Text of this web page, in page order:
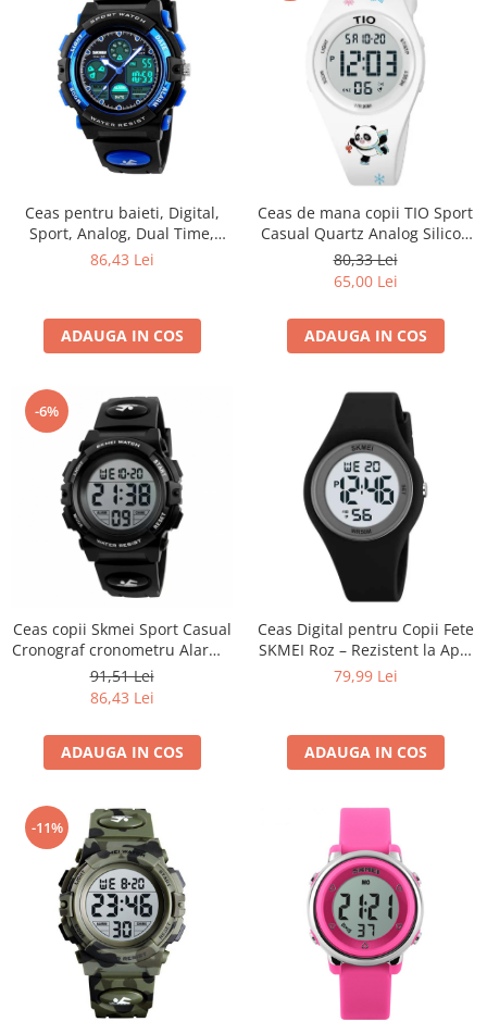
Ceas pentru baieti, Digital,
Sport, Analog, Dual Time,
Cronometru, Alarma,
86,43 Lei
ADAUGA IN COS
Ceas de mana copii TIO Sport
Casual Quartz Analog Silicon
Alb
80,33 Lei
65,00 Lei
ADAUGA IN COS
-6%
Ceas copii Skmei Sport Casual
Cronograf cronometru Alarma
Negru
91,51 Lei
86,43 Lei
ADAUGA IN COS
Ceas Digital pentru Copii Fete
SKMEI Roz – Rezistent la Apă,
Alarmă, Cronometru
79,99 Lei
ADAUGA IN COS
-11%